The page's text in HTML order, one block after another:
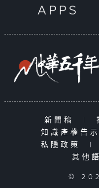
新聞稿 |
知識產權告
私隱政策
|
其他
©